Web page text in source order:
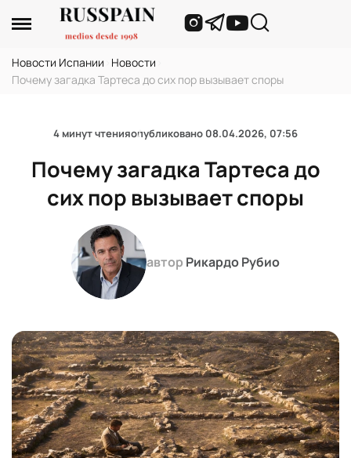
Новости Испании Новости
Почему загадка Тартеса до сих пор вызывает споры
4 минут чтенияопубликовано 08.04.2026, 07:56
Почему загадка Тартеса до
сих пор вызывает споры
автор Рикардо Рубио